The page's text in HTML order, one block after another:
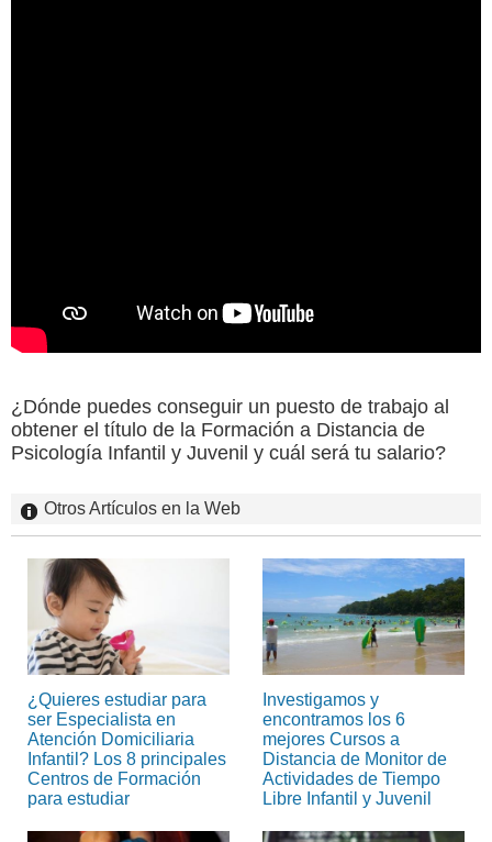
¿Dónde puedes conseguir un puesto de trabajo al
obtener el título de la Formación a Distancia de
Psicología Infantil y Juvenil y cuál será tu salario?
Otros Artículos en la Web
¿Quieres estudiar para
ser Especialista en
Atención Domiciliaria
Infantil? Los 8 principales
Centros de Formación
para estudiar
Investigamos y
encontramos los 6
mejores Cursos a
Distancia de Monitor de
Actividades de Tiempo
Libre Infantil y Juvenil